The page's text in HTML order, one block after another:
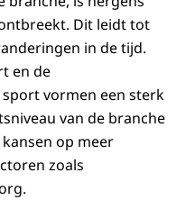
Dit leidt tot
in de tijd.
en de
vormen een sterk
van de branche
op meer
zoals